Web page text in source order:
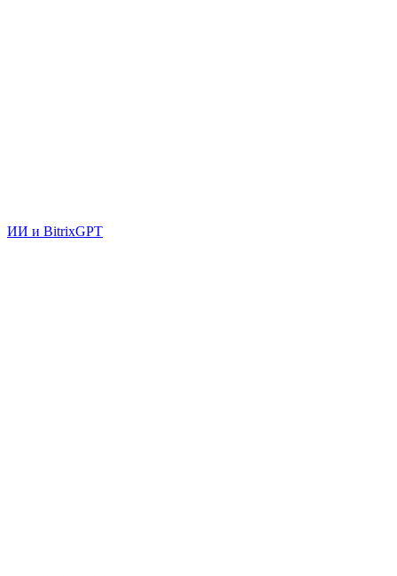
ИИ и BitrixGPT